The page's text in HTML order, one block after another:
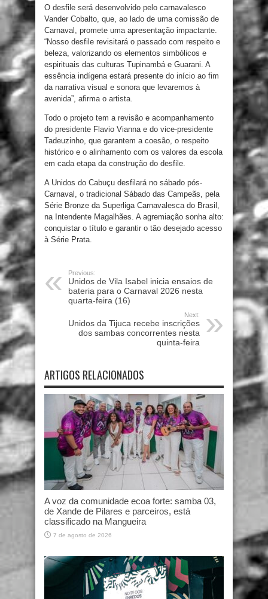
O desfile será desenvolvido pelo carnavalesco
Vander Cobalto, que, ao lado de uma comissão de
Carnaval, promete uma apresentação impactante.
“Nosso desfile revisitará o passado com respeito e
beleza, valorizando os elementos simbólicos e
espirituais das culturas Tupinambá e Guarani. A
essência indígena estará presente do início ao fim
da narrativa visual e sonora que levaremos à
avenida”, afirma o artista.
Todo o projeto tem a revisão e acompanhamento
do presidente Flavio Vianna e do vice-presidente
Tadeuzinho, que garantem a coesão, o respeito
histórico e o alinhamento com os valores da escola
em cada etapa da construção do desfile.
A Unidos do Cabuçu desfilará no sábado pós-
Carnaval, o tradicional Sábado das Campeãs, pela
Série Bronze da Superliga Carnavalesca do Brasil,
na Intendente Magalhães. A agremiação sonha alto:
conquistar o título e garantir o tão desejado acesso
à Série Prata.
Previous:
Unidos de Vila Isabel inicia ensaios de
bateria para o Carnaval 2026 nesta
quarta-feira (16)
Next:
Unidos da Tijuca recebe inscrições
dos sambas concorrentes nesta
quinta-feira
ARTIGOS RELACIONADOS
A voz da comunidade ecoa forte: samba 03,
de Xande de Pilares e parceiros, está
classificado na Mangueira
7 de agosto de 2026